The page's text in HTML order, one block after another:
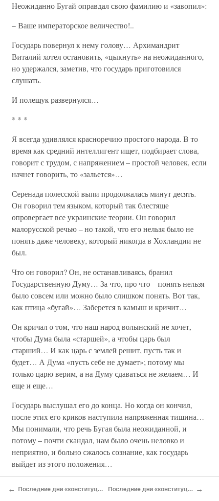
Неожиданно Бугай оправдал свою фамилию и «завопил»:
– Ваше императорское величество!..
Государь повернул к нему голову… Архимандрит
Виталий хотел остановить, «цыкнуть» на неожиданного,
но удержался, заметив, что государь приготовился
слушать.
И полещук развернулся…
* * *
Я всегда удивлялся красноречию простого народа. В то
время как средний интеллигент ищет, подбирает слова,
говорит с трудом, с напряжением – простой человек, если
начнет говорить, то «зальется»…
Серенада полесской выпи продолжалась минут десять.
Он говорил тем языком, который так блестяще
опровергает все украинские теории. Он говорил
малорусской речью – но такой, что его нельзя было не
понять даже человеку, который никогда в Хохландии не
был.
Что он говорил? Он, не останавливаясь, бранил
Государственную Думу… За что, про что – понять нельзя
было совсем или можно было слишком понять. Вот так,
как птица «бугай»… Заберется в камыш и кричит…
Он кричал о том, что наш народ волынский не хочет,
чтобы Дума была «старшей», а чтобы царь был
старший… И как царь с землей решит, пусть так и
будет… А Дума «пусть себе не думает»; потому мы
только царю верим, а на Думу сдаваться не желаем… И
еще и еще…
Государь выслушал его до конца. Но когда он кончил,
после этих его криков наступила напряженная тишина…
Мы понимали, что речь Бугая была неожиданной, и
потому – почти скандал, нам было очень неловко и
неприятно, и больно сжалось сознание, как государь
выйдет из этого положения…
← Последние дни «конституции» (Продолжение) (1 марта 1917 года) Последние дни «конституции» (Продолжение) (3 марта 1917 года) →